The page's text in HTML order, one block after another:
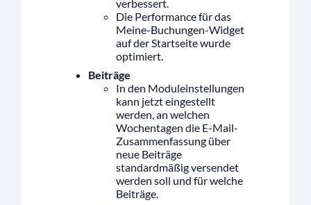
verbessert.
Die Performance für das
Meine-Buchungen-Widget
auf der Startseite wurde
optimiert.
Beiträge
In den Moduleinstellungen
kann jetzt eingestellt
werden, an welchen
Wochentagen die E-Mail-
Zusammenfassung über
neue Beiträge
standardmäßig versendet
werden soll und für welche
Beiträge.